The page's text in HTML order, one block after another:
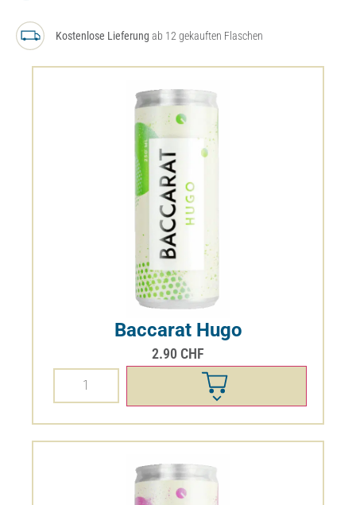
Kostenlose Lieferung ab 12 gekauften Flaschen
Baccarat Hugo
2.90 CHF